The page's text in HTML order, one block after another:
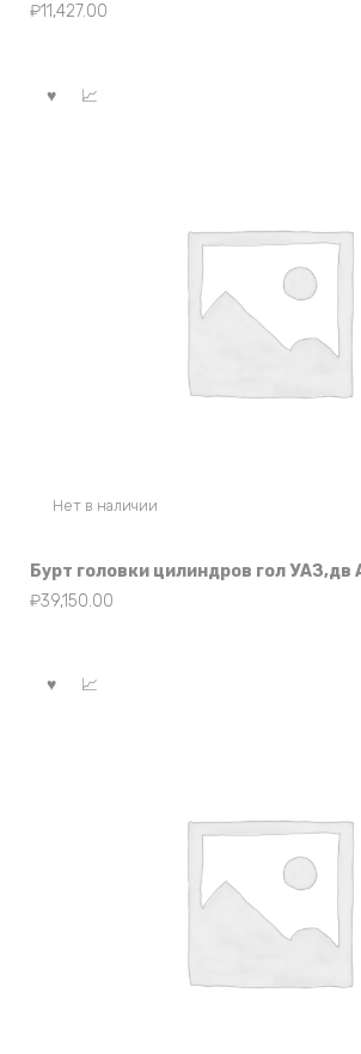
₽11,427.00
Нет в наличии
Бурт головки цилиндров гол УАЗ,дв
₽39,150.00